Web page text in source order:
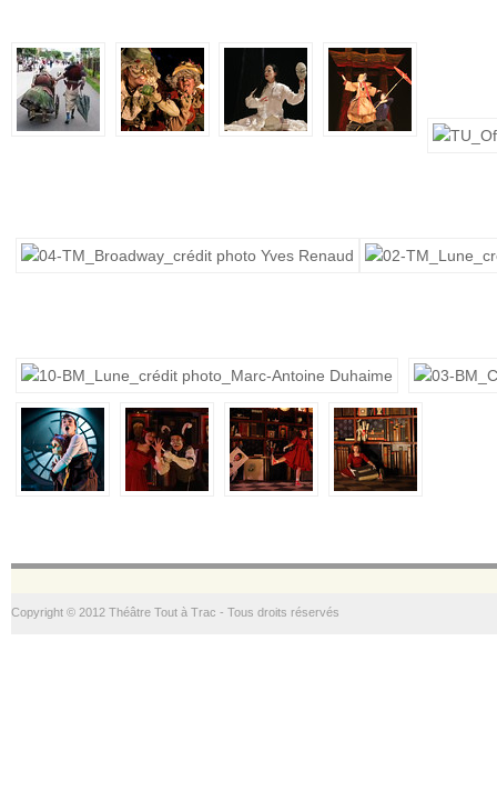
Copyright © 2012 Théâtre Tout à Trac - Tous droits réservés